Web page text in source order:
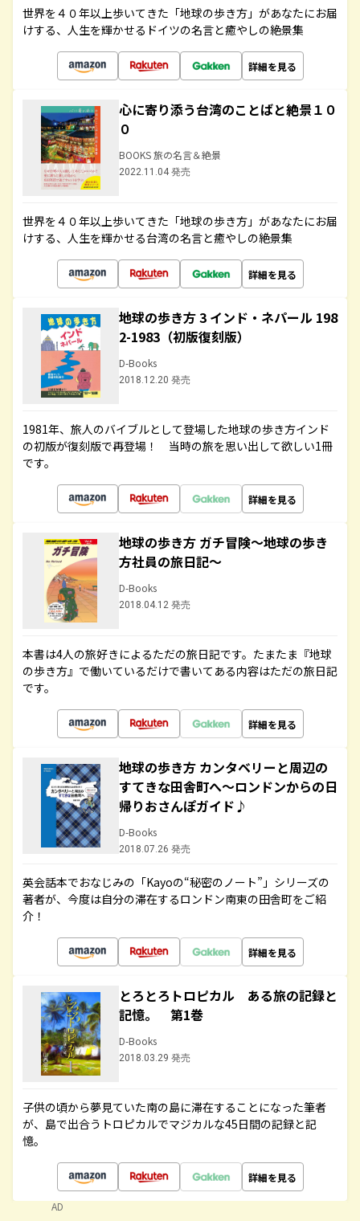
世界を４０年以上歩いてきた「地球の歩き方」があなたにお届
けする、人生を輝かせるドイツの名言と癒やしの絶景集
詳細を見る
心に寄り添う台湾のことばと絶景１０
０
BOOKS 旅の名言＆絶景
2022.11.04 発売
世界を４０年以上歩いてきた「地球の歩き方」があなたにお届
けする、人生を輝かせる台湾の名言と癒やしの絶景集
詳細を見る
地球の歩き方 3 インド・ネパール 198
2-1983（初版復刻版）
D-Books
2018.12.20 発売
1981年、旅人のバイブルとして登場した地球の歩き方インド
の初版が復刻版で再登場！ 当時の旅を思い出して欲しい1冊
です。
詳細を見る
地球の歩き方 ガチ冒険～地球の歩き
方社員の旅日記～
D-Books
2018.04.12 発売
本書は4人の旅好きによるただの旅日記です。たまたま『地球
の歩き方』で働いているだけで書いてある内容はただの旅日記
です。
詳細を見る
地球の歩き方 カンタベリーと周辺の
すてきな田舎町へ～ロンドンからの日
帰りおさんぽガイド♪
D-Books
2018.07.26 発売
英会話本でおなじみの「Kayoの“秘密のノート”」シリーズの
著者が、今度は自分の滞在するロンドン南東の田舎町をご紹
介！
詳細を見る
とろとろトロピカル ある旅の記録と
記憶。 第1巻
D-Books
2018.03.29 発売
子供の頃から夢見ていた南の島に滞在することになった筆者
が、島で出合うトロピカルでマジカルな45日間の記録と記
憶。
詳細を見る
AD